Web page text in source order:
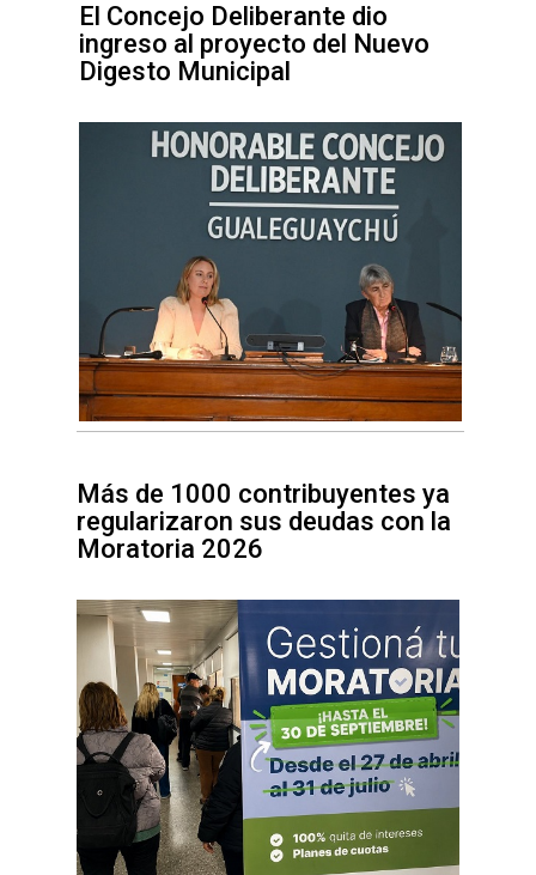
El Concejo Deliberante dio
ingreso al proyecto del Nuevo
Digesto Municipal
Más de 1000 contribuyentes ya
regularizaron sus deudas con la
Moratoria 2026